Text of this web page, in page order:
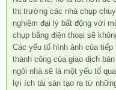
thị trường các nhà chụp
nghiệm đại lý bất động với
chụp bằng điện thoại sẽ
Các yếu tố hình ảnh của
thành công của giao dịch
ngôi nhà sẽ là một yếu tố
lợi ích tài sản tạo ra từ